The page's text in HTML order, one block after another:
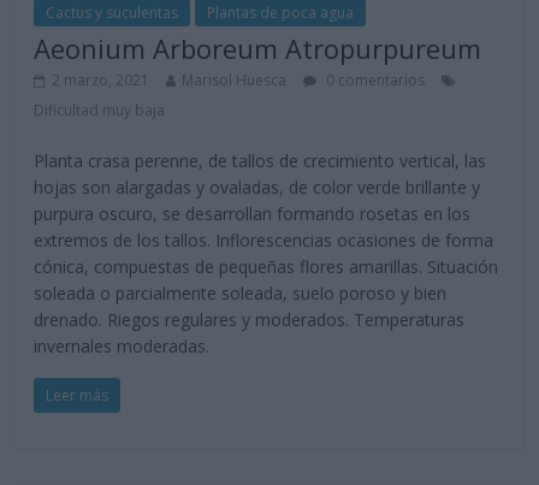
Cactus y suculentas Plantas de poca agua
Aeonium Arboreum Atropurpureum
2 marzo, 2021 Marisol Huesca
0 comentarios
Dificultad muy baja
Planta crasa perenne, de tallos de crecimiento vertical, las
hojas son alargadas y ovaladas, de color verde brillante y
purpura oscuro, se desarrollan formando rosetas en los
extremos de los tallos. Inflorescencias ocasiones de forma
cónica, compuestas de pequeñas flores amarillas. Situación
soleada o parcialmente soleada, suelo poroso y bien
drenado. Riegos regulares y moderados. Temperaturas
invernales moderadas.
Leer más